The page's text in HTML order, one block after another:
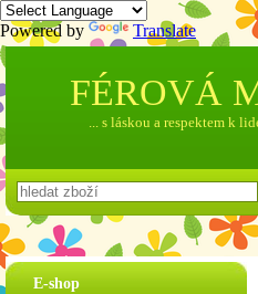
Powered by Translate
E-shop
FÉROVÁ
... s láskou a respektem k